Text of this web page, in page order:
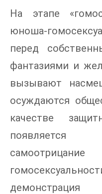
На этапе
юноша-
перед
фантазиями и
вызывают
осуждаются
качестве
появляется
демонстрация